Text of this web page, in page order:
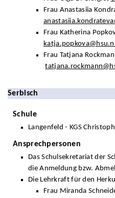
Frau Anastasiia
Frau Katherina
Frau Tatjana
Serbisch
Schule
Langenfeld - KGS
Ansprechpersonen
Das Schulsekretariat der
die Anmeldung bzw.
Die Lehrkraft für den
Frau Miranda